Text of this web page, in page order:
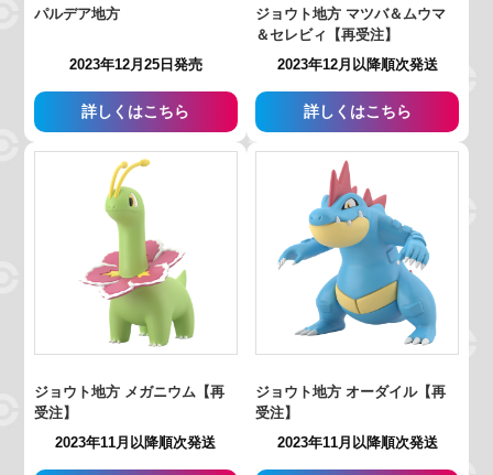
パルデア地方
2023年12月25日発売
詳しくはこちら
ジョウト地方 マツバ＆ムウマ
＆セレビィ【再受注】
2023年12月以降順次発送
詳しくはこちら
ジョウト地方 メガニウム【再
受注】
2023年11月以降順次発送
ジョウト地方 オーダイル【再
受注】
2023年11月以降順次発送